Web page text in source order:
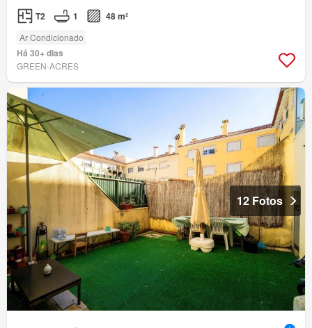
T2 1 48 m²
Ar Condicionado
Há 30+ dias
GREEN-ACRES
12 Fotos